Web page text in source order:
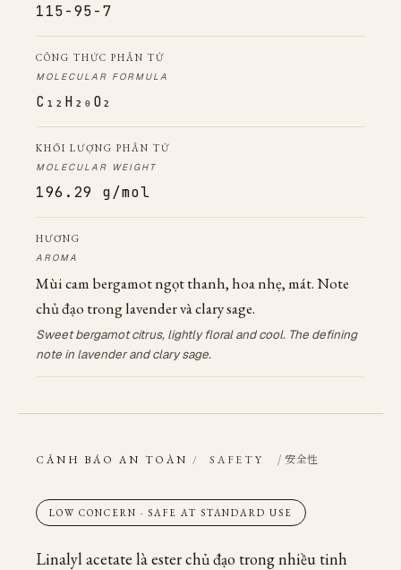
115-95-7
CÔNG THỨC PHÂN TỬ
MOLECULAR FORMULA
C₁₂H₂₀O₂
KHỐI LƯỢNG PHÂN TỬ
MOLECULAR WEIGHT
196.29 g/mol
HƯƠNG
AROMA
Mùi cam bergamot ngọt thanh, hoa nhẹ, mát. Note
chủ đạo trong lavender và clary sage.
Sweet bergamot citrus, lightly floral and cool. The defining
note in lavender and clary sage.
CẢNH BÁO AN TOÀN / SAFETY / 安全性
LOW CONCERN · SAFE AT STANDARD USE
Linalyl acetate là ester chủ đạo trong nhiều tinh